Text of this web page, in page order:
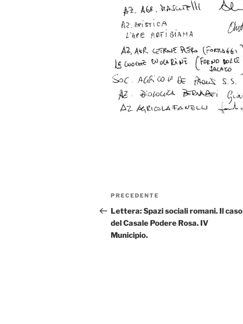
Navigazione
articoli
Articolo
precedente:
PRECEDENTE
Lettera: Spazi sociali romani. Il caso
del Casale Podere Rosa. IV
Municipio.